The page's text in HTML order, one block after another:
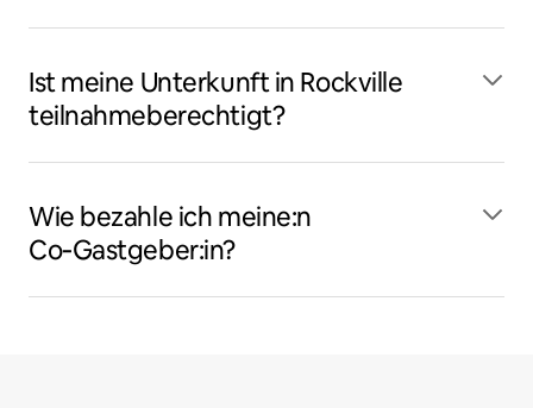
Ist meine Unterkunft in Rockville
teilnahmeberechtigt?
Wie bezahle ich meine:n
Co‑Gastgeber:in?